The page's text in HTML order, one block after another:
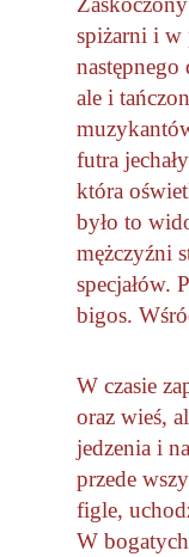
spiżarni i w
ale i
futra
która
było to
mężczyźni
specjałów.
bigos.
W czasie
oraz wieś,
jedzenia i
przede
figle,
W